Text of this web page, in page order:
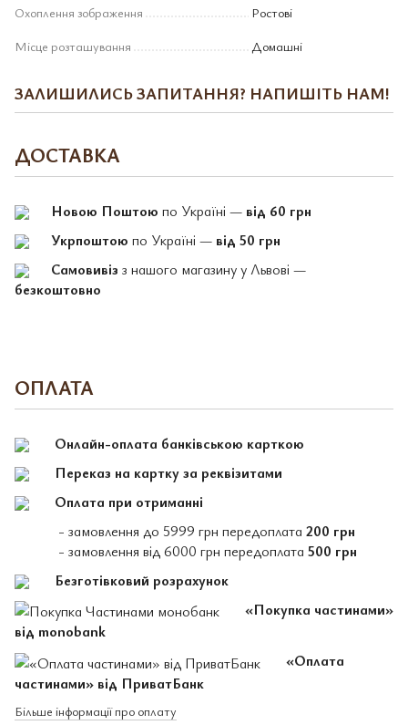
Охоплення зображення
Ростові
Місце розташування
Домашні
ЗАЛИШИЛИСЬ ЗАПИТАННЯ? НАПИШІТЬ НАМ!
ДОСТАВКА
Новою Поштою по Україні — від 60 грн
Укрпоштою по Україні — від 50 грн
Самовивіз з нашого магазину у Львові —
безкоштовно
ОПЛАТА
Онлайн-оплата банківською карткою
Переказ на картку за реквізитами
Оплата при отриманні
- замовлення до 5999 грн передоплата 200 грн
- замовлення від 6000 грн передоплата 500 грн
Безготівковий розрахунок
«Покупка частинами»
від monobank
«Оплата
частинами» від ПриватБанк
Більше інформації про оплату